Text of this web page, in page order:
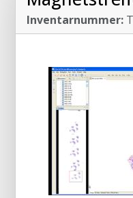
Inventarnummer: